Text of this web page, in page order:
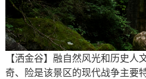
【洒金谷】融自然风光和历史人
奇、险是该景区的现代战争主要